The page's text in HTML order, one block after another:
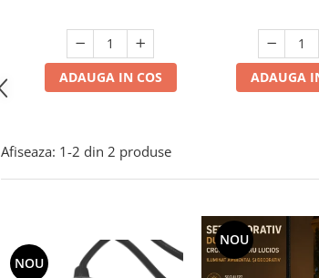
ADAUGA IN COS ADAUGA
Afiseaza: 1-2 din 2 produse
NOU
NOU